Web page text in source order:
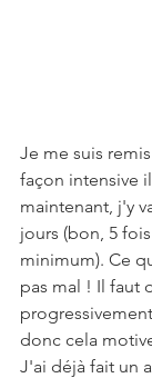
Je me suis
façon intensive
maintenant, j'y
jours (bon, 5
minimum). Ce
pas mal ! Il faut
donc cela
J'ai déjà fait un